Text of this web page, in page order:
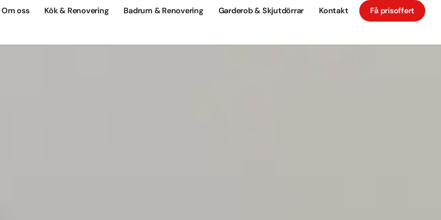
Om oss Kök & Renovering Badrum & Renovering Garderob & Skjutdörrar Kontakt Få prisoffert